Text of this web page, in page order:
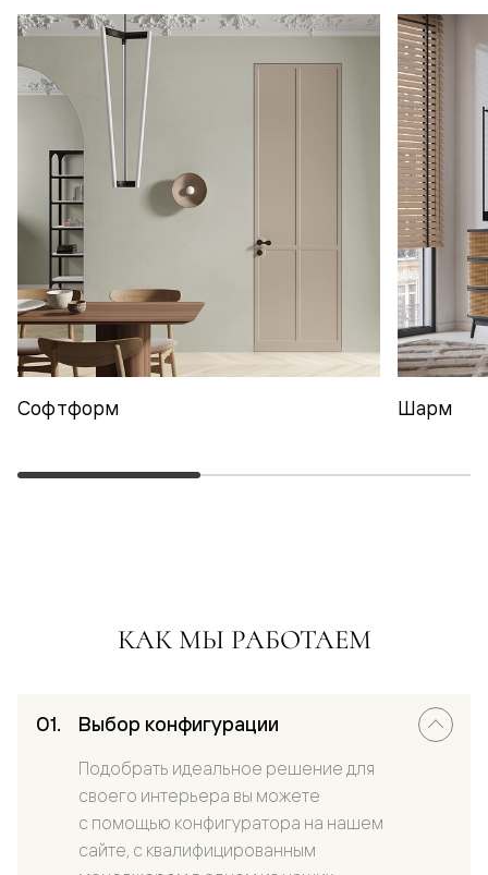
Софтформ Шарм
КАК МЫ РАБОТАЕМ
Выбор конфигурации
Подобрать идеальное решение для
своего интерьера вы можете
с помощью конфигуратора на нашем
сайте, с квалифицированным